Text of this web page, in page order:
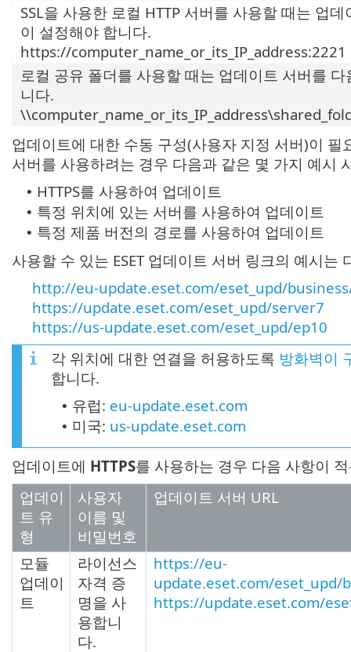
SSL을 사용한 로컬 HTTP 서버를 사용할 때는 업
이 설정해야 합니다.
https://computer_name_or_its_IP_address:2221
로컬 공유 폴더를 사용할 때는 업데이트 서버를
니다.
업데이트에 대한 수동 구성(사용자 지정 서버)이 필
서버를 사용하려는 경우 다음과 같은 몇 가지 예시
• HTTPS를 사용하여 업데이트
• 특정 위치에 있는 서버를 사용하여 업데이트
• 특정 제품 버전의 경로를 사용하여 업데이트
사용할 수 있는 ESET 업데이트 서버 링크의 예시는
http://eu-update.eset.com/eset_upd/
https://update.eset.com/eset_upd/server7
https://us-update.eset.com/eset_upd/ep10
각 위치에 대한 연결을 허용하도록 방화벽이
합니다.
• 유럽: eu-update.eset.com
• 미국: us-update.eset.com
업데이트에 HTTPS를 사용하는 경우 다음 사항이
업데이
트 유
형
사용자
이름 및
비밀번호
업데이트 서버 URL
모듈
업데이
트
라이선스
자격 증
명을 사
용합니
다.
https://eu-
update.eset.com/eset_upd/
https://update.eset.com/